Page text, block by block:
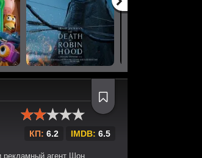
КП: 6.2 IMDB: 6.5
рекламный агент Шон